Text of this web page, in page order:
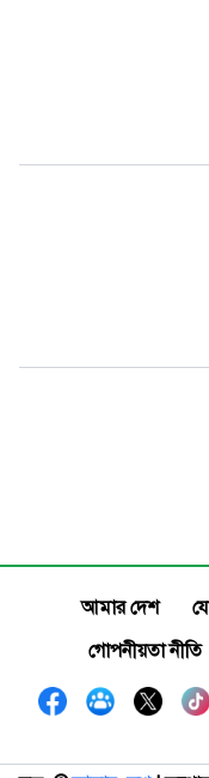
আমার দেশ
গোপনীয়তা নীতি